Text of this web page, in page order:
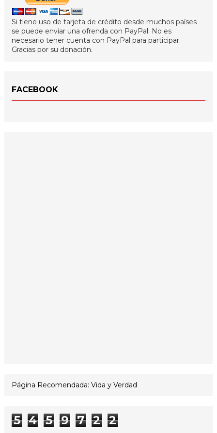
Si tiene uso de tarjeta de crédito desde muchos países
se puede enviar una ofrenda con PayPal. No es
necesario tener cuenta con PayPal para participar.
Gracias por su donación.
FACEBOOK
Página Recomendada: Vida y Verdad
5 4 5 9 7 2 2